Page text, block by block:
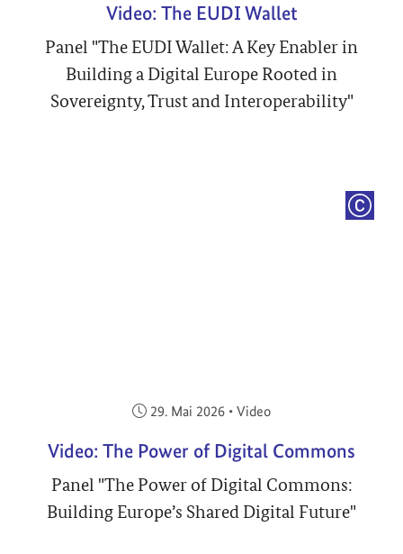
Video: The EUDI Wallet
Panel "The EUDI Wallet: A Key Enabler in
Building a Digital Europe Rooted in
Sovereignty, Trust and Interoperability"
Veröffentlicht am:
29. Mai 2026 • Video
Video: The Power of Digital Commons
Panel "The Power of Digital Commons:
Building Europe’s Shared Digital Future"